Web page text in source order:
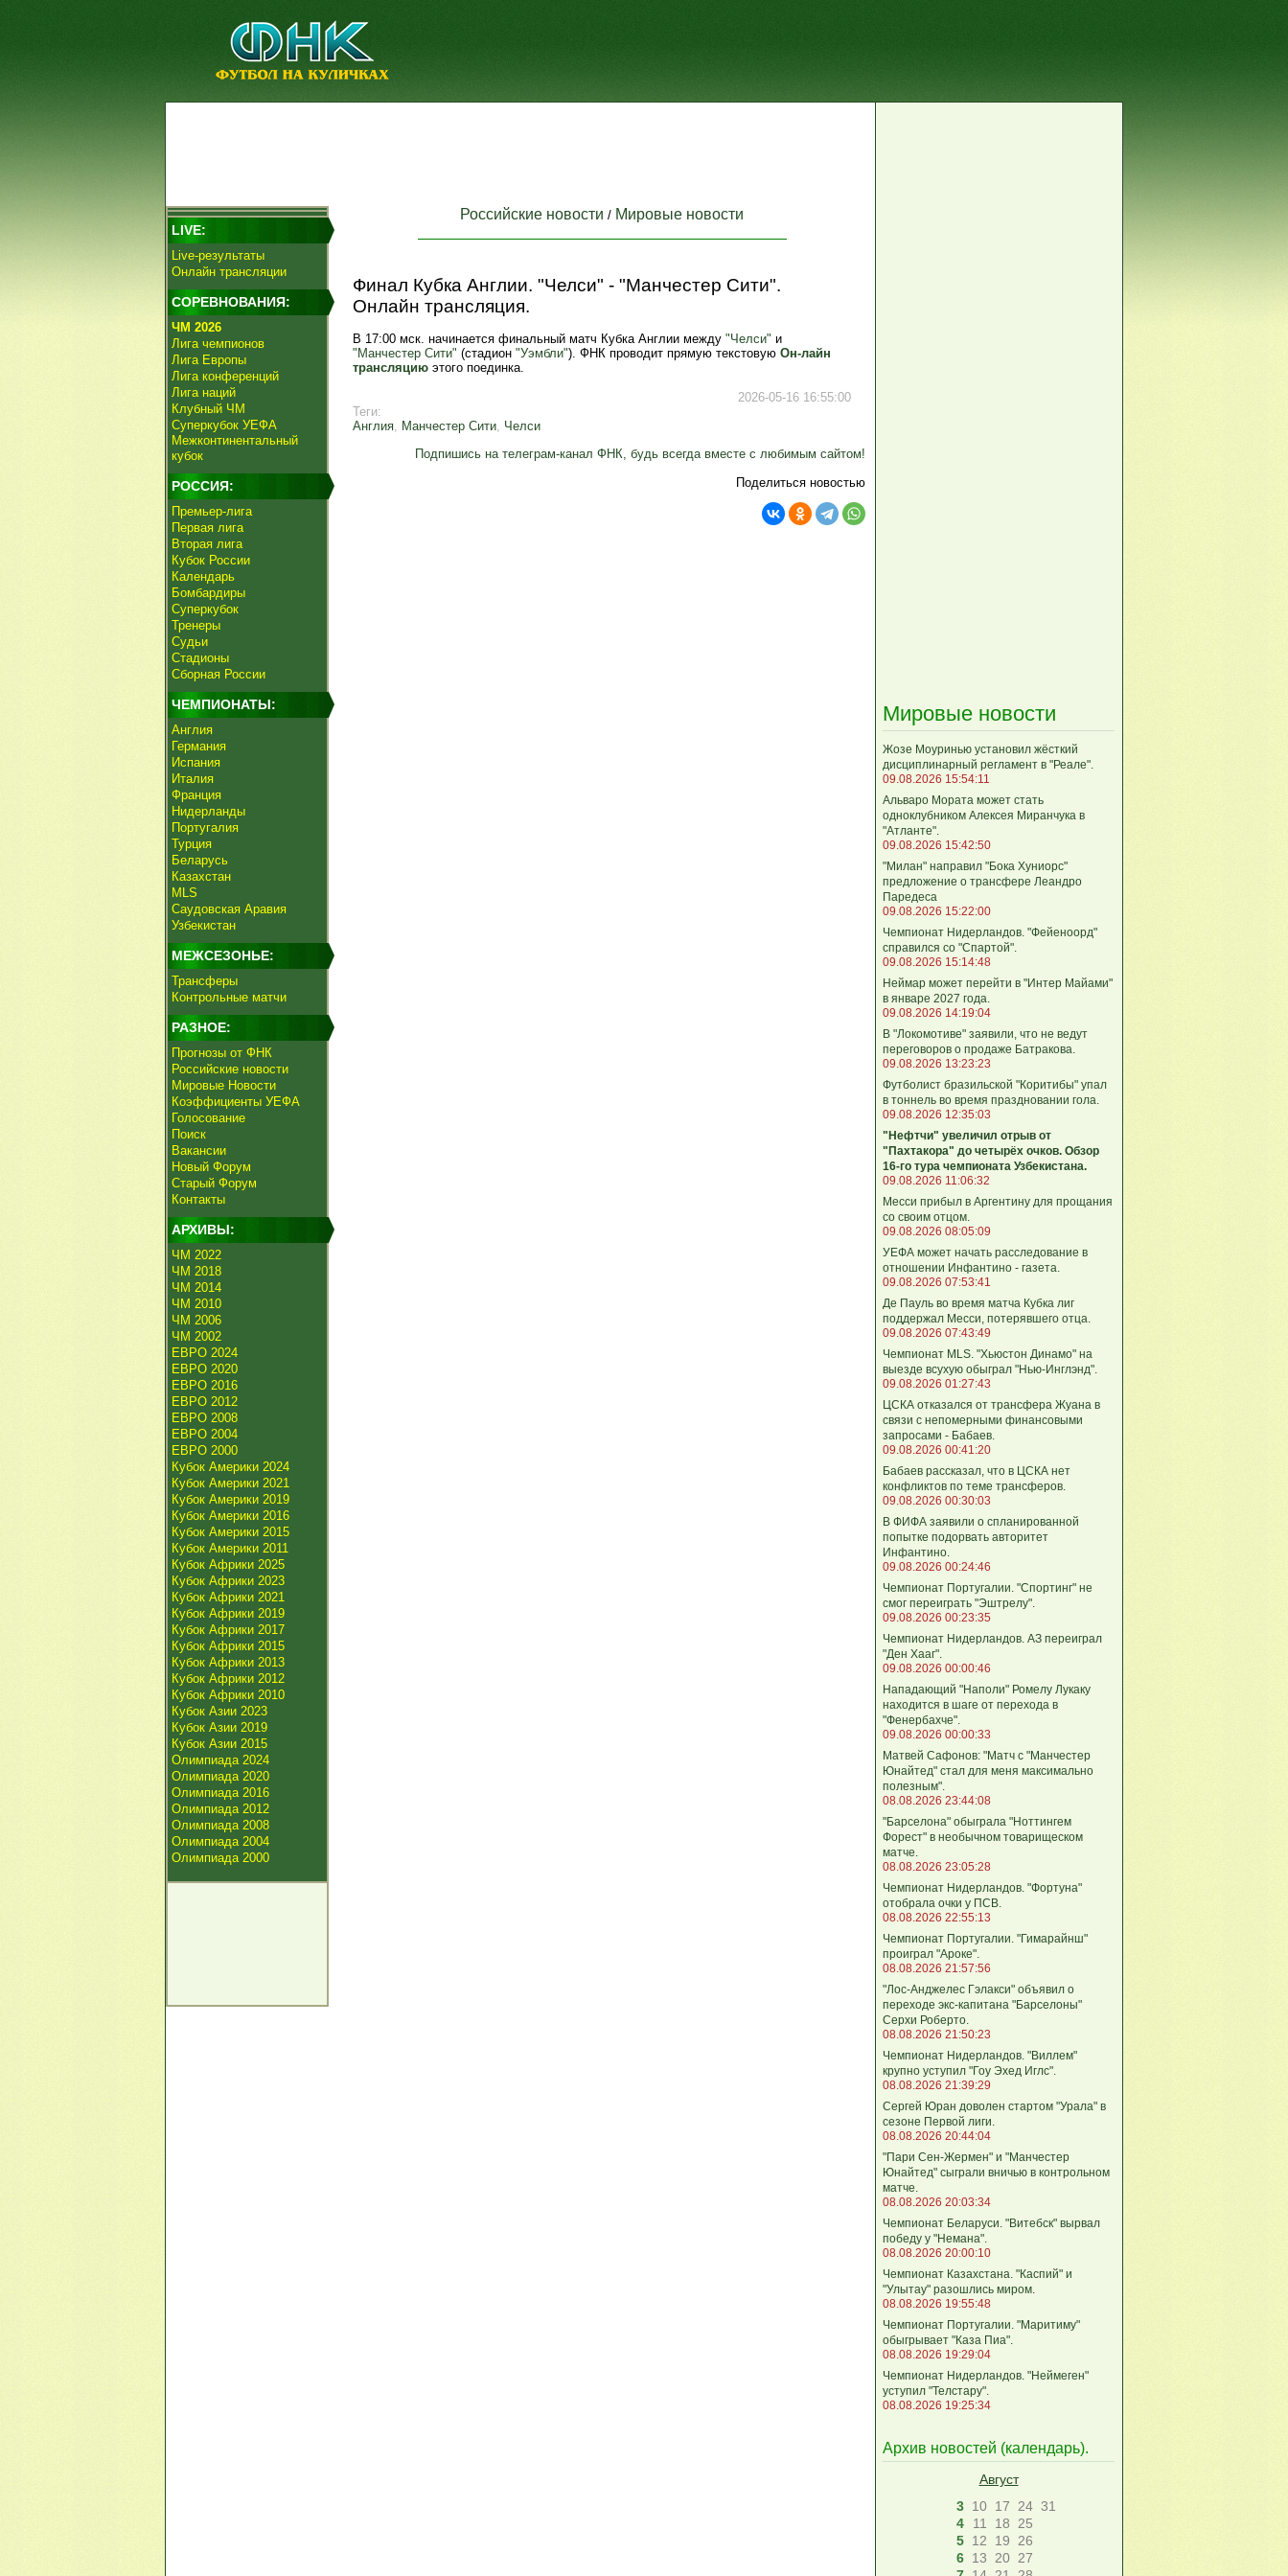
LIVE:
Live-результаты
Онлайн трансляции
СОРЕВНОВАНИЯ:
ЧМ 2026
Лига чемпионов
Лига Европы
Лига конференций
Лига наций
Клубный ЧМ
Суперкубок УЕФА
Межконтинентальный
кубок
РОССИЯ:
Премьер-лига
Первая лига
Вторая лига
Кубок России
Календарь
Бомбардиры
Суперкубок
Тренеры
Судьи
Стадионы
Сборная России
ЧЕМПИОНАТЫ:
Англия
Германия
Испания
Италия
Франция
Нидерланды
Португалия
Турция
Беларусь
Казахстан
MLS
Саудовская Аравия
Узбекистан
МЕЖСЕЗОНЬЕ:
Трансферы
Контрольные матчи
РАЗНОЕ:
Прогнозы от ФНК
Российские новости
Мировые Новости
Коэффициенты УЕФА
Голосование
Поиск
Вакансии
Новый Форум
Старый Форум
Контакты
АРХИВЫ:
ЧМ 2022
ЧМ 2018
ЧМ 2014
ЧМ 2010
ЧМ 2006
ЧМ 2002
ЕВРО 2024
ЕВРО 2020
ЕВРО 2016
ЕВРО 2012
ЕВРО 2008
ЕВРО 2004
ЕВРО 2000
Кубок Америки 2024
Кубок Америки 2021
Кубок Америки 2019
Кубок Америки 2016
Кубок Америки 2015
Кубок Америки 2011
Кубок Африки 2025
Кубок Африки 2023
Кубок Африки 2021
Кубок Африки 2019
Кубок Африки 2017
Кубок Африки 2015
Кубок Африки 2013
Кубок Африки 2012
Кубок Африки 2010
Кубок Азии 2023
Кубок Азии 2019
Кубок Азии 2015
Олимпиада 2024
Олимпиада 2020
Олимпиада 2016
Олимпиада 2012
Олимпиада 2008
Олимпиада 2004
Олимпиада 2000
Российские новости / Мировые новости
Финал Кубка Англии. "Челси" - "Манчестер Сити".
Онлайн трансляция.
В 17:00 мск. начинается финальный матч Кубка Англии между "Челси" и
"Манчестер Сити" (стадион "Уэмбли"). ФНК проводит прямую текстовую Он-лайн
трансляцию этого поединка.
2026-05-16 16:55:00
Теги:
Англия, Манчестер Сити, Челси
Подпишись на телеграм-канал ФНК, будь всегда вместе с любимым сайтом!
Поделиться новостью
Мировые новости
Жозе Моуринью установил жёсткий
дисциплинарный регламент в "Реале".
09.08.2026 15:54:11
Альваро Мората может стать
одноклубником Алексея Миранчука в
"Атланте".
09.08.2026 15:42:50
"Милан" направил "Бока Хуниорс"
предложение о трансфере Леандро
Паредеса
09.08.2026 15:22:00
Чемпионат Нидерландов. "Фейеноорд"
справился со "Спартой".
09.08.2026 15:14:48
Неймар может перейти в "Интер Майами"
в январе 2027 года.
09.08.2026 14:19:04
В "Локомотиве" заявили, что не ведут
переговоров о продаже Батракова.
09.08.2026 13:23:23
Футболист бразильской "Коритибы" упал
в тоннель во время праздновании гола.
09.08.2026 12:35:03
"Нефтчи" увеличил отрыв от
"Пахтакора" до четырёх очков. Обзор
16-го тура чемпионата Узбекистана.
09.08.2026 11:06:32
Месси прибыл в Аргентину для прощания
со своим отцом.
09.08.2026 08:05:09
УЕФА может начать расследование в
отношении Инфантино - газета.
09.08.2026 07:53:41
Де Пауль во время матча Кубка лиг
поддержал Месси, потерявшего отца.
09.08.2026 07:43:49
Чемпионат MLS. "Хьюстон Динамо" на
выезде всухую обыграл "Нью-Инглэнд".
09.08.2026 01:27:43
ЦСКА отказался от трансфера Жуана в
связи с непомерными финансовыми
запросами - Бабаев.
09.08.2026 00:41:20
Бабаев рассказал, что в ЦСКА нет
конфликтов по теме трансферов.
09.08.2026 00:30:03
В ФИФА заявили о спланированной
попытке подорвать авторитет
Инфантино.
09.08.2026 00:24:46
Чемпионат Португалии. "Спортинг" не
смог переиграть "Эштрелу".
09.08.2026 00:23:35
Чемпионат Нидерландов. АЗ переиграл
"Ден Хааг".
09.08.2026 00:00:46
Нападающий "Наполи" Ромелу Лукаку
находится в шаге от перехода в
"Фенербахче".
09.08.2026 00:00:33
Матвей Сафонов: "Матч с "Манчестер
Юнайтед" стал для меня максимально
полезным".
08.08.2026 23:44:08
"Барселона" обыграла "Ноттингем
Форест" в необычном товарищеском
матче.
08.08.2026 23:05:28
Чемпионат Нидерландов. "Фортуна"
отобрала очки у ПСВ.
08.08.2026 22:55:13
Чемпионат Португалии. "Гимарайнш"
проиграл "Ароке".
08.08.2026 21:57:56
"Лос-Анджелес Гэлакси" объявил о
переходе экс-капитана "Барселоны"
Серхи Роберто.
08.08.2026 21:50:23
Чемпионат Нидерландов. "Виллем"
крупно уступил "Гоу Эхед Иглс".
08.08.2026 21:39:29
Сергей Юран доволен стартом "Урала" в
сезоне Первой лиги.
08.08.2026 20:44:04
"Пари Сен-Жермен" и "Манчестер
Юнайтед" сыграли вничью в контрольном
матче.
08.08.2026 20:03:34
Чемпионат Беларуси. "Витебск" вырвал
победу у "Немана".
08.08.2026 20:00:10
Чемпионат Казахстана. "Каспий" и
"Улытау" разошлись миром.
08.08.2026 19:55:48
Чемпионат Португалии. "Маритиму"
обыгрывает "Каза Пиа".
08.08.2026 19:29:04
Чемпионат Нидерландов. "Неймеген"
уступил "Телстару".
08.08.2026 19:25:34
Архив новостей (календарь).
Август
3 10 17 24 31
4
11 18
25
5 12 19
26
6 13 20 27